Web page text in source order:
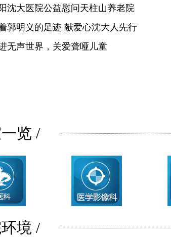
沈大医院公益慰问天柱山养老院
郭明义的足迹 献爱心沈大人先行
无声世界，关爱聋哑儿童
览 /
境 /